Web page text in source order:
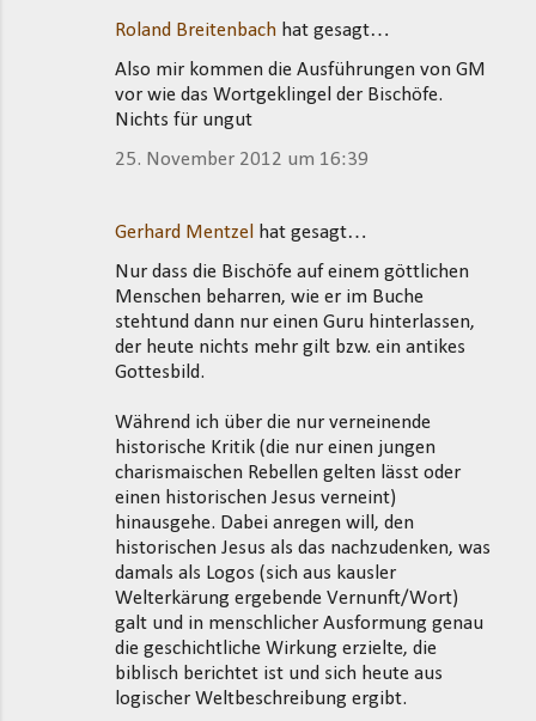
Roland Breitenbach hat gesagt…
Also mir kommen die Ausführungen von GM
vor wie das Wortgeklingel der Bischöfe.
Nichts für ungut
25. November 2012 um 16:39
Gerhard Mentzel
hat gesagt…
Nur dass die Bischöfe auf einem göttlichen
Menschen beharren, wie er im Buche
stehtund dann nur einen Guru hinterlassen,
der heute nichts mehr gilt bzw. ein antikes
Gottesbild.
Während ich über die nur verneinende
historische Kritik (die nur einen jungen
charismaischen Rebellen gelten lässt oder
einen historischen Jesus verneint)
hinausgehe. Dabei anregen will, den
historischen Jesus als das nachzudenken, was
damals als Logos (sich aus kausler
Welterkärung ergebende Vernunft/Wort)
galt und in menschlicher Ausformung genau
die geschichtliche Wirkung erzielte, die
biblisch berichtet ist und sich heute aus
logischer Weltbeschreibung ergibt.